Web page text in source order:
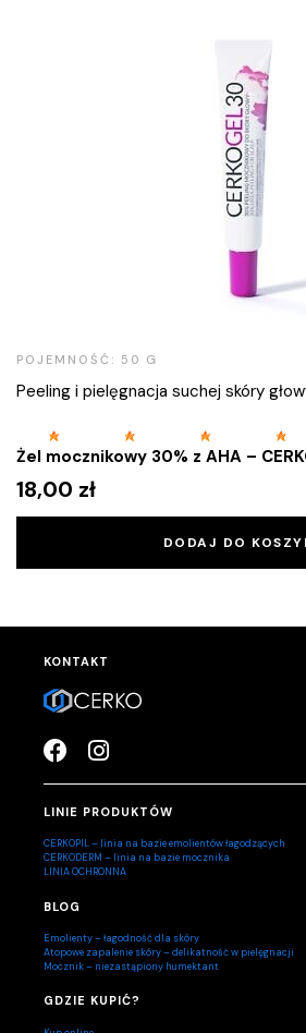
Żel mocznikowy 30% z AHA –
POJEMNOŚĆ: 50 G
Peeling i pielęgnacja suchej skóry
18,00 zł
DODAJ DO
KONTAKT
LINIE PRODUKTÓW
CERKOPIL – linia na bazie emolientów łagodzących
CERKODERM – linia na bazie mocznika
LINIA OCHRONNA
BLOG
Emolienty – łagodność dla skóry
Atopowe zapalenie skóry – delikatność w pielęgnacji
Mocznik – niezastąpiony humektant
GDZIE KUPIĆ?